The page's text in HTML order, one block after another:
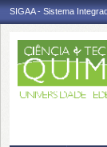
SIGAA - Sistema